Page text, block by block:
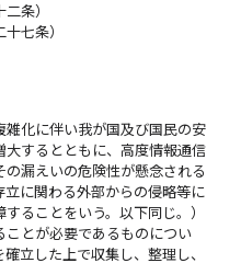
条）
七条）
雑化に伴い我が国及び国民の安
するとともに、高度情報通信
漏えいの危険性が懸念される
に関わる外部からの侵略等に
ることをいう。以下同じ。）
ことが必要であるものについ
立した上で収集し、整理し、